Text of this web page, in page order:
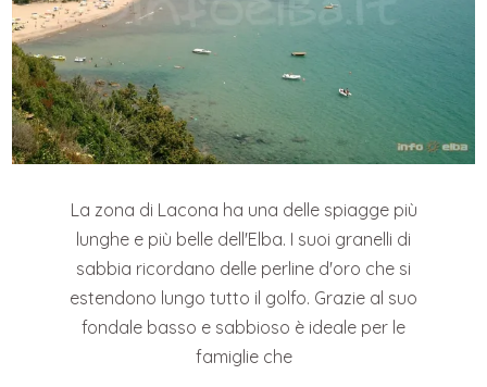
La zona di Lacona ha una delle spiagge più
lunghe e più belle dell'Elba. I suoi granelli di
sabbia ricordano delle perline d'oro che si
estendono lungo tutto il golfo. Grazie al suo
fondale basso e sabbioso è ideale per le
famiglie che